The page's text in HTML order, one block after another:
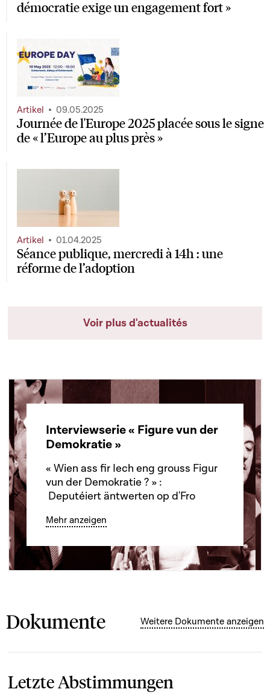
démocratie exige un engagement fort »
Journée de l'Europe 2025 placée sous le signe
de « l’Europe au plus près »
Artikel 09.05.2025
Séance publique, mercredi à 14h : une
réforme de l’adoption
Artikel 01.04.2025
Voir plus d'actualités
Interviewserie « Figure vun der
Demokratie »
« Wien ass fir Iech eng grouss Figur
vun der Demokratie ? » :
Deputéiert äntwerten op d'Fro
Mehr anzeigen
Dokumente Weitere Dokumente anzeigen
Letzte Abstimmungen